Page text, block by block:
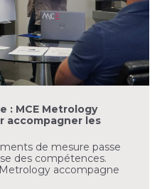
: MCE Metrology
accompagner les
de mesure passe
des compétences.
accompagne